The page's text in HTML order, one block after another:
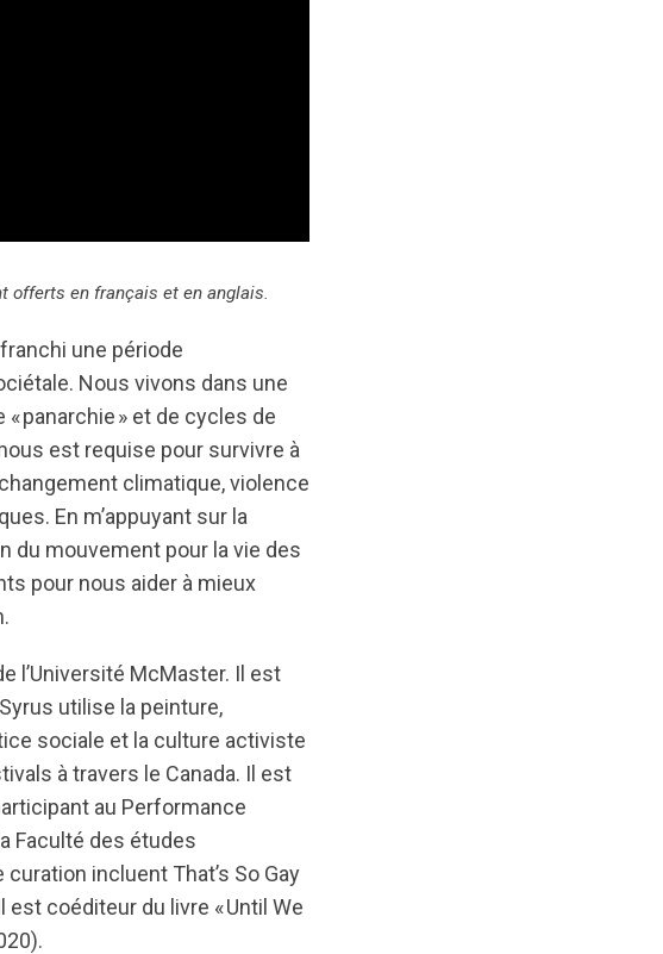
offerts en français et en anglais.
une période
Nous vivons dans une
panarchie » et de cycles de
est requise pour survivre à
climatique, violence
En m’appuyant sur la
du mouvement pour la vie des
pour nous aider à mieux
l’Université McMaster. Il est
utilise la peinture,
sociale et la culture activiste
à travers le Canada. Il est
au Performance
Faculté des études
incluent That’s So Gay
coéditeur du livre « Until We